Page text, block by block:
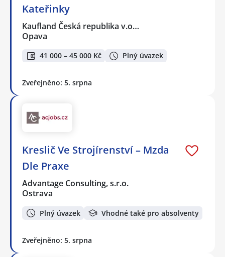
Kateřinky
Kaufland Česká republika v.o…
Opava
41 000 – 45 000 Kč Plný úvazek
Zveřejněno: 5. srpna
Kreslič Ve Strojírenství – Mzda
Dle Praxe
Advantage Consulting, s.r.o.
Ostrava
Plný úvazek Vhodné také pro absolventy
Zveřejněno: 5. srpna